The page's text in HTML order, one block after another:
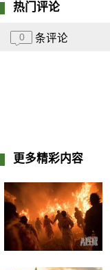
热门评论
0 条评论
更多精彩内容